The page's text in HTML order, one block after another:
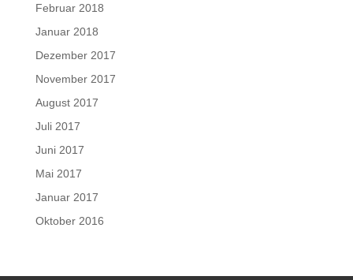
Februar 2018
Januar 2018
Dezember 2017
November 2017
August 2017
Juli 2017
Juni 2017
Mai 2017
Januar 2017
Oktober 2016